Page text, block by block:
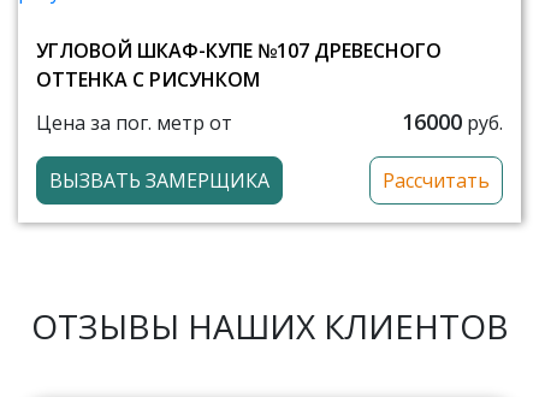
УГЛОВОЙ ШКАФ-КУПЕ №107 ДРЕВЕСНОГО
ОТТЕНКА С РИСУНКОМ
Цена за пог. метр от
16000 руб.
ВЫЗВАТЬ ЗАМЕРЩИКА Рассчитать
ОТЗЫВЫ НАШИХ КЛИЕНТОВ